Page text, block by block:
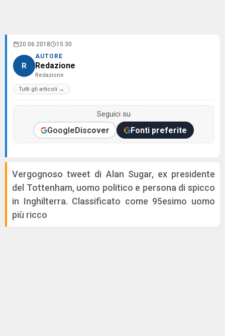
20.06.2018 15:30
R
AUTORE
Redazione
Redazione
Tutti gli articoli →
Seguici su
GoogleDiscover Fonti preferite
Vergognoso tweet di Alan Sugar, ex presidente
del Tottenham, uomo politico e persona di spicco
in Inghilterra. Classificato come 95esimo uomo
più ricco